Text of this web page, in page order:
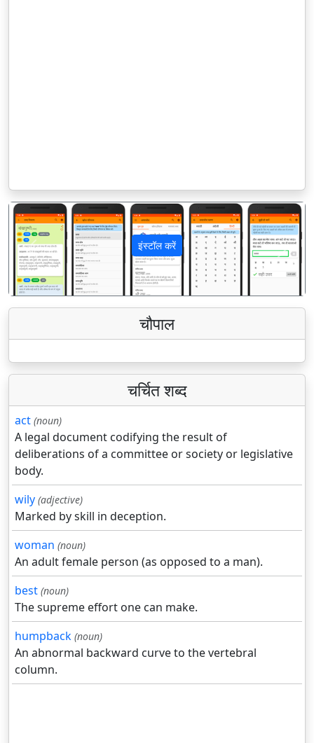
इंस्टॉल करें
पिछला अगला
चौपाल
चर्चित शब्द
act (noun)
A legal document codifying the result of
deliberations of a committee or society or legislative
body.
wily (adjective)
Marked by skill in deception.
woman (noun)
An adult female person (as opposed to a man).
best (noun)
The supreme effort one can make.
humpback (noun)
An abnormal backward curve to the vertebral
column.